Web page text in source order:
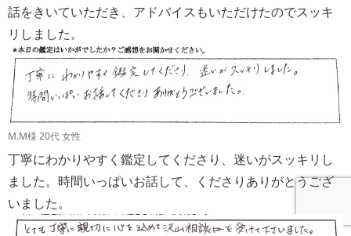
話をきいていただき、アドバイスもいただけたのでスッキ
リしました。
M.M様 20代 女性
丁寧にわかりやすく鑑定してくださり、迷いがスッキリし
ました。時間いっぱいお話して、くださりありがとうござ
いました。